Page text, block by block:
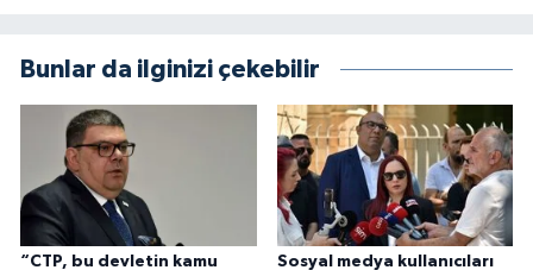
Bunlar da ilginizi çekebilir
“CTP, bu devletin kamu
Sosyal medya kullanıcıları